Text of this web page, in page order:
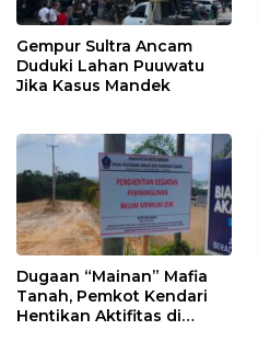
Gempur Sultra Ancam
Duduki Lahan Puuwatu
Jika Kasus Mandek
Dugaan “Mainan” Mafia
Tanah, Pemkot Kendari
Hentikan Aktifitas di